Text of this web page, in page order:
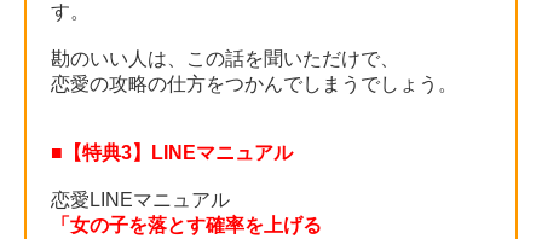
す。
勘のいい人は、この話を聞いただけで、
恋愛の攻略の仕方をつかんでしまうでしょう。
■【特典3】LINEマニュアル
恋愛LINEマニュアル
「女の子を落とす確率を上げる